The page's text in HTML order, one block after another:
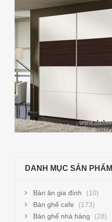
1-
34-
2
DANH MỤC SẢN PHẨM
Bàn ăn gia đình
(10)
Bàn ghế cafe
(173)
Bàn ghế nhà hàng
(28)